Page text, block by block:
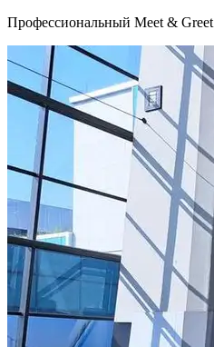
Профессиональный Meet & Greet